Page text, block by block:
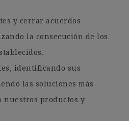
y cerrar acuerdos
la consecución de los
identificando sus
las soluciones más
nuestros productos y